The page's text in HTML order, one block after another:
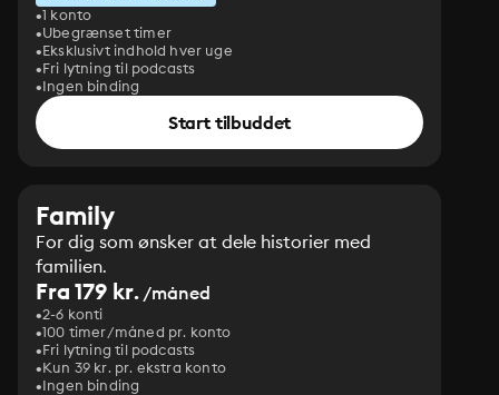
1 konto
Ubegrænset timer
Eksklusivt indhold hver uge
Fri lytning til podcasts
Ingen binding
Start tilbuddet
Family
For dig som ønsker at dele historier med
familien.
Fra 179 kr./måned
2-6 konti
100 timer/måned pr. konto
Fri lytning til podcasts
Kun 39 kr. pr. ekstra konto
Ingen binding